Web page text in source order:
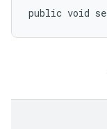
public void